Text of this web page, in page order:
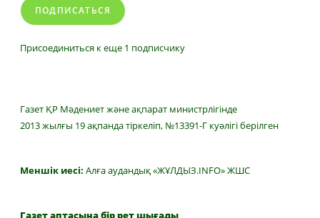
ПОДПИСАТЬСЯ
Присоединиться к еще 1 подписчику
Газет ҚР Мәдениет және ақпарат министрлігінде
2013 жылғы 19 ақпанда тіркеліп, №13391-Г куәлігі берілген
Меншік иесі: Алға аудандық «ЖҰЛДЫЗ.INFO» ЖШС
Газет аптасына бір рет шығады